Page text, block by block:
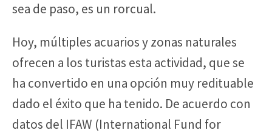
sea de paso, es un rorcual.
Hoy, múltiples acuarios y zonas naturales
ofrecen a los turistas esta actividad, que se
ha convertido en una opción muy redituable
dado el éxito que ha tenido. De acuerdo con
datos del IFAW (International Fund for